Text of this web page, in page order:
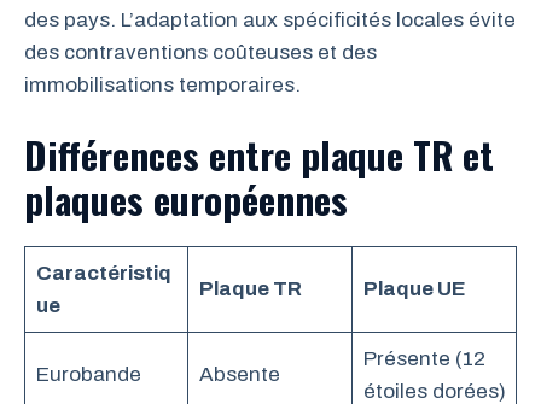
des pays. L’adaptation aux spécificités locales évite
des contraventions coûteuses et des
immobilisations temporaires.
Différences entre plaque TR et
plaques européennes
Caractéristiq
ue
Plaque TR Plaque UE
Eurobande Absente
Présente (12
étoiles dorées)